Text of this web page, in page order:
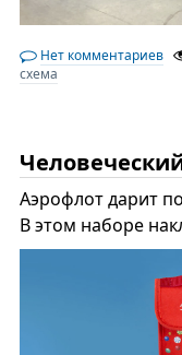
Нет комментариев
схема
Аэрофлот дарит
В этом наборе